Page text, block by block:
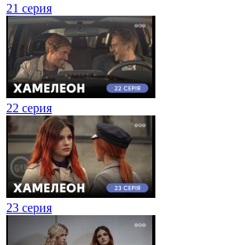
21 серия
22 серия
23 серия